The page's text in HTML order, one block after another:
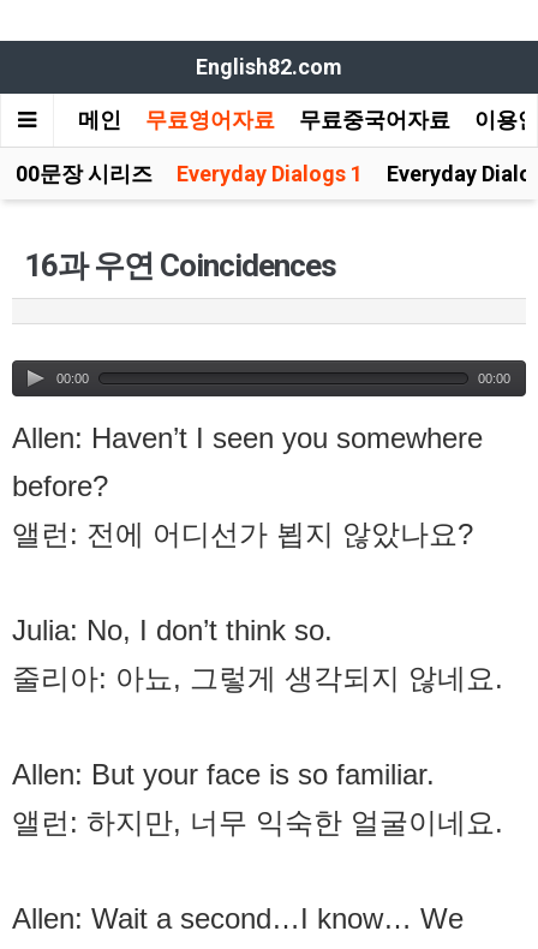
English82.com
메인 무료영어자료 무료중국어자료 이용
문장 시리즈 Everyday Dialogs 1 Everyday
16과 우연 Coincidences
00:00 00:00
Allen: Haven’t I seen you somewhere
before?
앨런: 전에 어디선가 뵙지 않았나요?
Julia: No, I don’t think so.
줄리아: 아뇨, 그렇게 생각되지 않네요.
Allen: But your face is so familiar.
앨런: 하지만, 너무 익숙한 얼굴이네요.
Allen: Wait a second…I know… We